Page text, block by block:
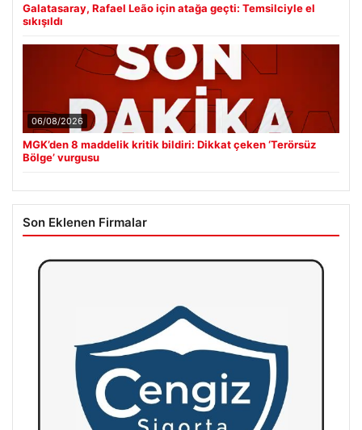
Galatasaray, Rafael Leão için atağa geçti: Temsilciyle el
sıkışıldı
06/08/2026
MGK’den 8 maddelik kritik bildiri: Dikkat çeken ‘Terörsüz
Bölge’ vurgusu
Son Eklenen Firmalar